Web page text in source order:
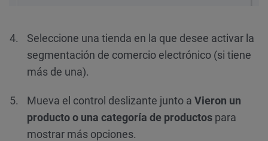
Seleccione una tienda en la que desee activar la
segmentación de comercio electrónico (si tiene
más de una).
Mueva el control deslizante junto a Vieron un
producto o una categoría de productos para
mostrar más opciones.